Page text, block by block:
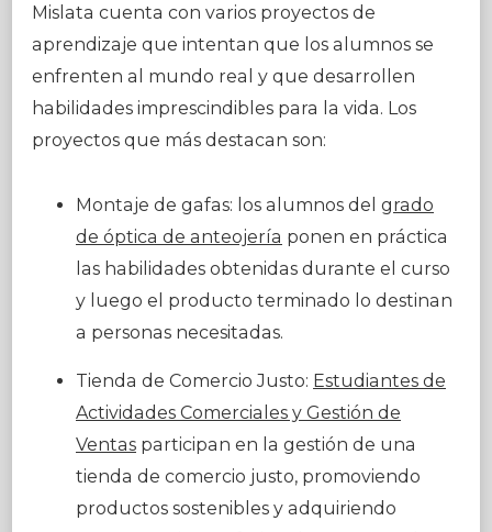
Mislata cuenta con varios proyectos de
aprendizaje que intentan que los alumnos se
enfrenten al mundo real y que desarrollen
habilidades imprescindibles para la vida. Los
proyectos que más destacan son:
Montaje de gafas: los alumnos del grado
de óptica de anteojería ponen en práctica
las habilidades obtenidas durante el curso
y luego el producto terminado lo destinan
a personas necesitadas.
Tienda de Comercio Justo: Estudiantes de
Actividades Comerciales y Gestión de
Ventas participan en la gestión de una
tienda de comercio justo, promoviendo
productos sostenibles y adquiriendo